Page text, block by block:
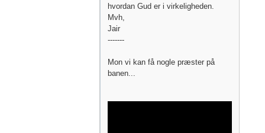
hvordan Gud er i virkeligheden.
Mvh,
Jair
-------
Mon vi kan få nogle præster på
banen...